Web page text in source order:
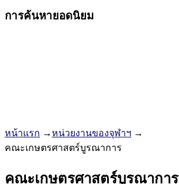
การค้นหายอดนิยม
หน้าแรก →หน่วยงานของจุฬาฯ →
คณะเกษตรศาสตร์บูรณาการ
คณะเกษตรศาสตร์บูรณาการ